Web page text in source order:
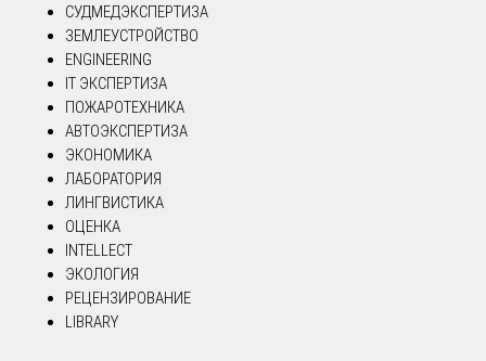
СУДМЕДЭКСПЕРТИЗА
ЗЕМЛЕУСТРОЙСТВО
ENGINEERING
IT ЭКСПЕРТИЗА
ПОЖАРОТЕХНИКА
АВТОЭКСПЕРТИЗА
ЭКОНОМИКА
ЛАБОРАТОРИЯ
ЛИНГВИСТИКА
ОЦЕНКА
INTELLECT
ЭКОЛОГИЯ
РЕЦЕНЗИРОВАНИЕ
LIBRARY